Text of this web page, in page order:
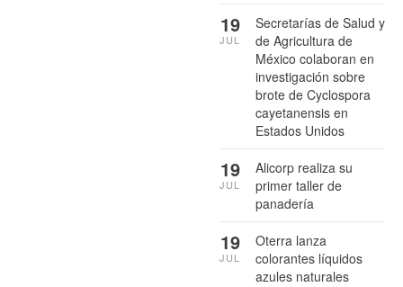
Secretarías de Salud y
de Agricultura de
México colaboran en
investigación sobre
brote de Cyclospora
cayetanensis en
Estados Unidos
19
JUL
Alicorp realiza su
primer taller de
panadería
19
JUL
Oterra lanza
colorantes líquidos
azules naturales
19
JUL